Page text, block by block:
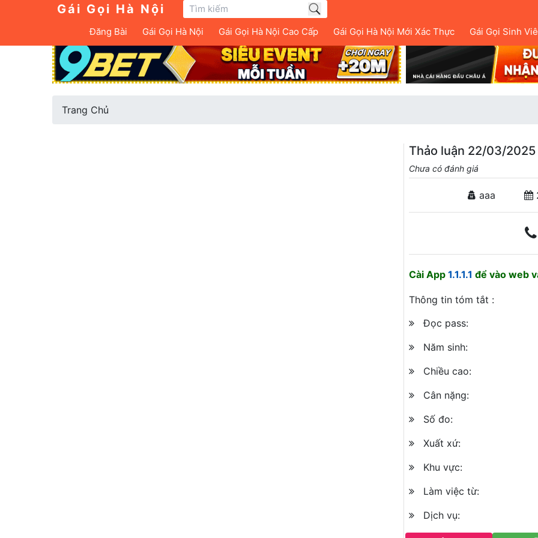
Gái Gọi Hà Nội
Đăng Bài Gái Gọi Hà Nội Gái Gọi Hà Nội Cao Cấp Gái Gọi Hà Nội Mới Xác Thực Gái Gọi Sinh
Trang Chủ
Thảo luận 22/03/2025
Chưa có đánh giá
aaa
Cài App 1.1.1.1 để vào web
Thông tin tóm tắt :
Đọc pass:
Năm sinh:
Chiều cao:
Cân nặng:
Số đo:
Xuất xứ:
Khu vực:
Làm việc từ:
Dịch vụ: